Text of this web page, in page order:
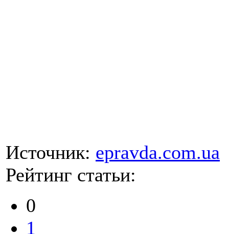
Источник: epravda.com.ua
Рейтинг статьи:
0
1